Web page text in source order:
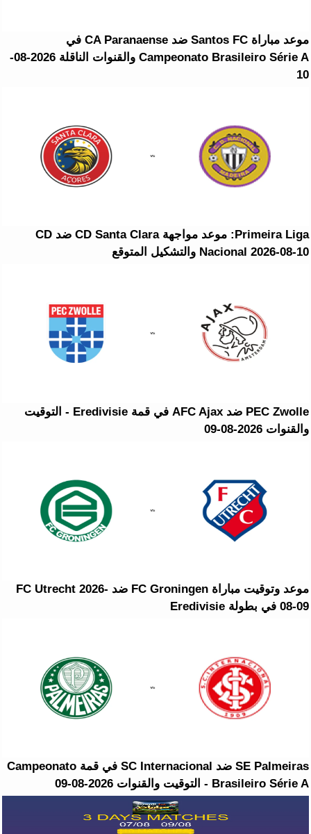
موعد مباراة Santos FC ضد CA Paranaense في
Campeonato Brasileiro Série A والقنوات الناقلة 2026-08-
10
Primeira Liga: موعد مواجهة CD Santa Clara ضد CD
Nacional 2026-08-10 والتشكيل المتوقع
PEC Zwolle ضد AFC Ajax في قمة Eredivisie - التوقيت
والقنوات 2026-08-09
موعد وتوقيت مباراة FC Groningen ضد FC Utrecht 2026-
08-09 في بطولة Eredivisie
SE Palmeiras ضد SC Internacional في قمة Campeonato
Brasileiro Série A - التوقيت والقنوات 2026-08-09